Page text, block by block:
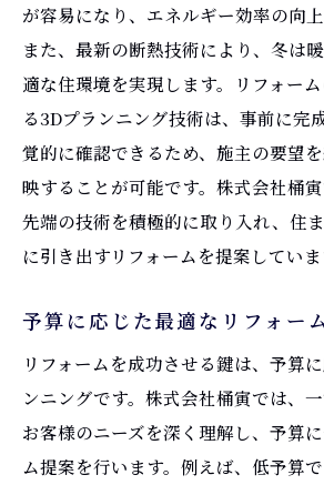
が容易になり、エネルギー効率の向上
また、最新の断熱技術により、冬は
適な住環境を実現します。リフォー
る3Dプランニング技術は、事前に完
覚的に確認できるため、施主の要望
映することが可能です。株式会社桶
先端の技術を積極的に取り入れ、住
に引き出すリフォームを提案していま
予算に応じた最適なリフォー
リフォームを成功させる鍵は、予算
ンニングです。株式会社桶寅では、
お客様のニーズを深く理解し、予算
ム提案を行います。例えば、低予算